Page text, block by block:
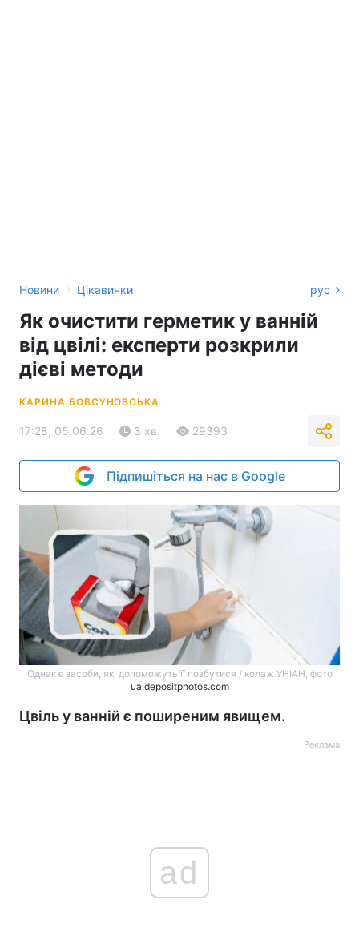
Новини › Цікавинки рус
Як очистити герметик у ванній
від цвілі: експерти розкрили
дієві методи
КАРИНА БОВСУНОВСЬКА
17:28, 05.06.26 3 хв. 29393
Підпишіться на нас в Google
Однак є засоби, які допоможуть її позбутися / колаж УНІАН, фото
ua.depositphotos.com
Цвіль у ванній є поширеним явищем.
Реклама
ad